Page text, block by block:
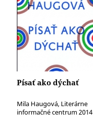
Písať ako dýchať
Mila Haugová, Literárne
informačné centrum 2014